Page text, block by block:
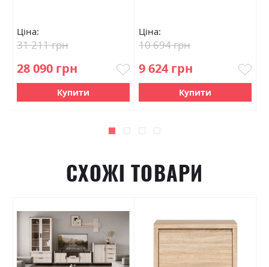
Ціна:
28 090 грн
31 211 грн
Купити
Ціна:
9 624 грн
10 694 грн
Купити
СХОЖІ ТОВАРИ